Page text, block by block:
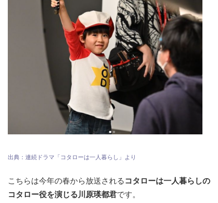
出典：連続ドラマ「コタローは一人暮らし」より
こちらは今年の春から放送される コタローは一人暮らしの
コタロー役を演じる川原瑛都君です。